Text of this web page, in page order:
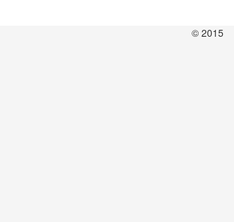
© 2015